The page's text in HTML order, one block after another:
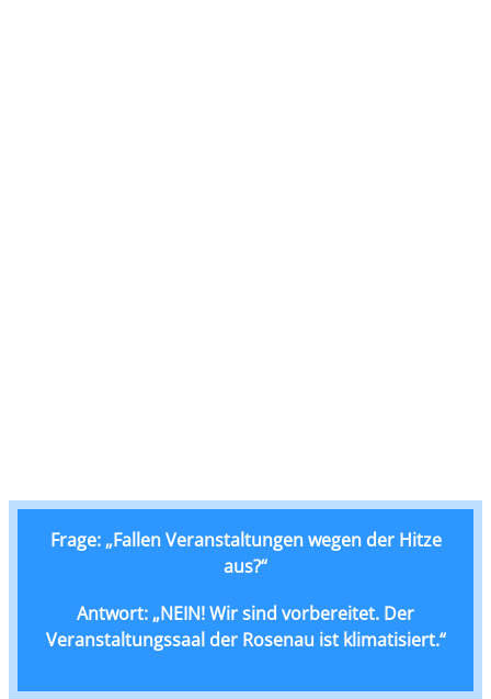
Frage: „Fallen Veranstaltungen wegen der Hitze
aus?“
Antwort: „NEIN! Wir sind vorbereitet. Der
Veranstaltungssaal der Rosenau ist klimatisiert.“